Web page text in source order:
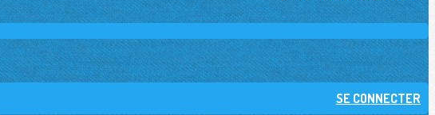
SE CONNECTER